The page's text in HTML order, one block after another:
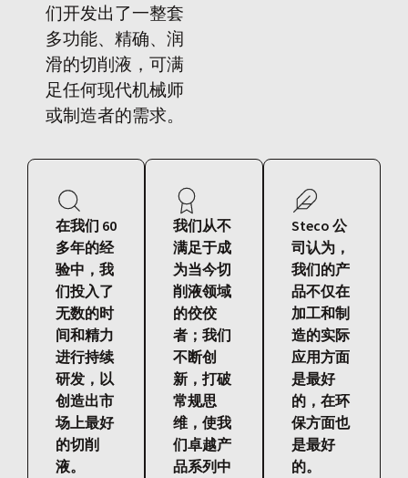
们开发出了一整套
多功能、精确、润
滑的切削液，可满
足任何现代机械师
或制造者的需求。
在我们 60
多年的经
验中，我
们投入了
无数的时
间和精力
进行持续
研发，以
创造出市
场上最好
的切削
液。
我们从不
满足于成
为当今切
削液领域
的佼佼
者；我们
不断创
新，打破
常规思
维，使我
们卓越产
品系列中
Steco 公
司认为，
我们的产
品不仅在
加工和制
造的实际
应用方面
是最好
的，在环
保方面也
是最好
的。